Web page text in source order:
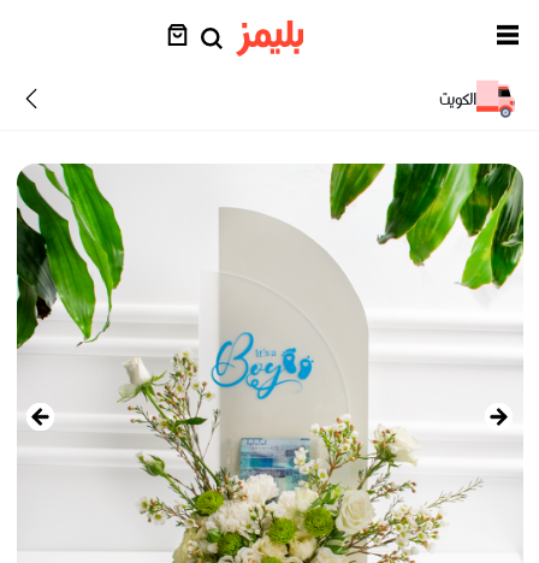
الكويت